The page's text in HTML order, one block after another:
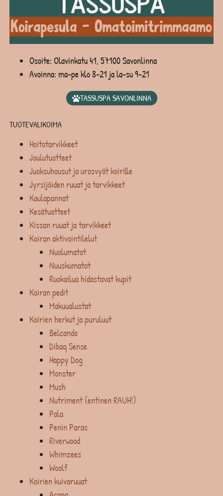
Osoite: Olavinkatu 41, 57100 Savonlinna
Avoinna: ma-pe klo 8-21 ja la-su 9-21
TASSUSPA SAVONLINNA
TUOTEVALIKOIMA
Hoitotarvikkeet
Joulutuotteet
Juoksuhousut ja urosvyöt koirille
Jyrsijöiden ruuat ja tarvikkeet
Kaulapannat
Kesätuotteet
Kissan ruuat ja tarvikkeet
Koiran aktivointilelut
Nuolumatot
Nuuskumatot
Ruokailua hidastavat kupit
Koiran pedit
Makuualustat
Koirien herkut ja puruluut
Belcando
Dibaq Sense
Happy Dog
Monster
Mush
Nutriment (entinen RAUH!)
Pala
Penin Paras
Riverwood
Whimzees
Woolf
Koirien kuivaruuat